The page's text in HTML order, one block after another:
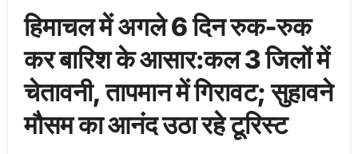
हिमाचल में अगले 6 दिन रुक-रुक
कर बारिश के आसार:कल 3 जिलों में
चेतावनी, तापमान में गिरावट; सुहावने
मौसम का आनंद उठा रहे टूरिस्ट